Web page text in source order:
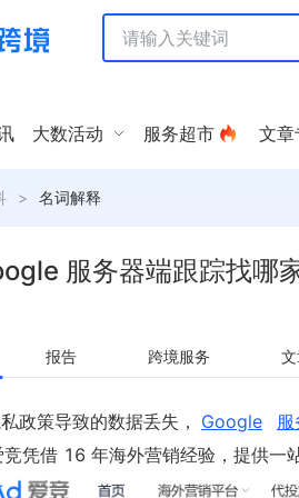
大数活动 服务超市 文章
> 名词解释
服务器端跟踪找哪
报告 跨境服务
政策导致的数据丢失， Google
服
竞凭借 16 年海外营销经验，提供一